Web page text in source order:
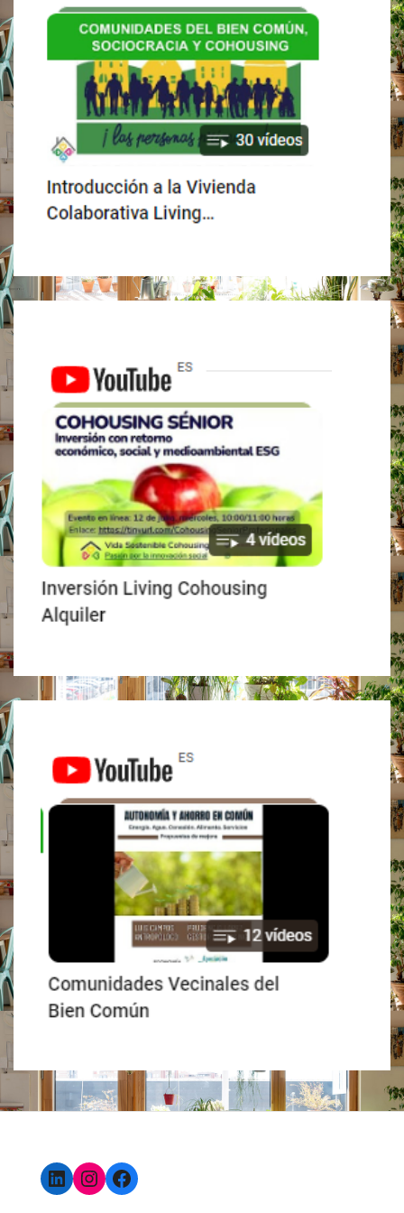
LinkedIn
Instagram
Facebook